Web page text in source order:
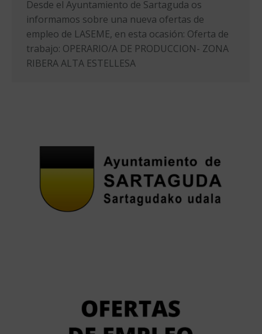
Desde el Ayuntamiento de Sartaguda os
informamos sobre una nueva ofertas de
empleo de LASEME, en esta ocasión: Oferta de
trabajo: OPERARIO/A DE PRODUCCION- ZONA
RIBERA ALTA ESTELLESA